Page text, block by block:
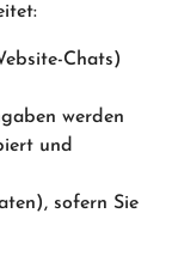
Chats)
werden
und
sofern Sie